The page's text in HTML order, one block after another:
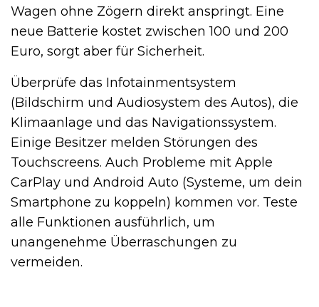
Wagen ohne Zögern direkt anspringt. Eine
neue Batterie kostet zwischen 100 und 200
Euro, sorgt aber für Sicherheit.
Überprüfe das Infotainmentsystem
(Bildschirm und Audiosystem des Autos), die
Klimaanlage und das Navigationssystem.
Einige Besitzer melden Störungen des
Touchscreens. Auch Probleme mit Apple
CarPlay und Android Auto (Systeme, um dein
Smartphone zu koppeln) kommen vor. Teste
alle Funktionen ausführlich, um
unangenehme Überraschungen zu
vermeiden.